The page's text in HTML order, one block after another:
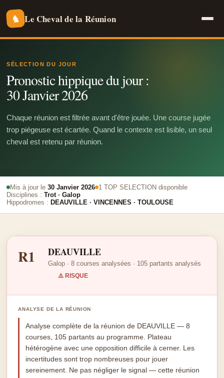
♞ Le Cheval de la Réunion
SÉLECTION DU JOUR
Pronostic hippique du jour :
30 Janvier 2026
Chaque réunion est filtrée avant d'être jouée. Une course jugée
trop piégeuse est écartée. Quand le contexte est lisible, un seul
cheval est retenu par réunion.
Mis à jour le30 Janvier 2026 1 TOP SELECTION disponible
Disciplines :Trot · Galop
Hippodromes : DEAUVILLE · VINCENNES · TOULOUSE
R1 DEAUVILLE
Galop · 8 courses analysées · 105 partants analysés
⚠️ RISQUE
ANALYSE DE LA RÉUNION
Analyse complète de la réunion de DEAUVILLE — 8
courses, 105 partants au programme. Plateau
hétérogène avec une opposition difficile à cerner. Les
incertitudes sont trop nombreuses pour jouer
sereinement. Ne pas négliger le signal — cette réunion